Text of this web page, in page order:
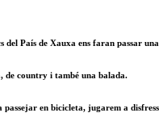
País de Xauxa ens faran passar
de country i també una balada.
en bicicleta, jugarem a